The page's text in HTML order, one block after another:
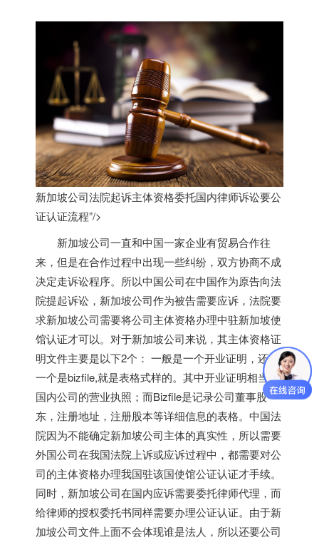
新加坡公司法院起诉主体资格委托国内律师诉讼要公
证认证流程”/>
新加坡公司一直和中国一家企业有贸易合作往
来，但是在合作过程中出现一些纠纷，双方协商不成
决定走诉讼程序。所以中国公司在中国作为原告向法
院提起诉讼， 新加坡公司作为被告需要应诉，法院要
求新加坡公司需要将公司主体资格办理中驻新加坡使
馆认证才可以。对于新加坡公司来说，其主体资格证
明文件主要是以下2个： 一般是一个开业证明，还有
一个是bizfile,就是表格式样的。其中开业证明相当于
国内公司的营业执照；而Bizfile是记录公司董事股
东，注册地址，注册股本等详细信息的表格。中国法
院因为不能确定新加坡公司主体的真实性，所以需要
外国公司在我国法院上诉或应诉过程中，都需要对公
司的主体资格办理我国驻该国使馆公证认证才手续。
同时， 新加坡公司在国内应诉需要委托律师代理，而
给律师的授权委托书同样需要办理公证认证。由于新
加坡公司文件上面不会体现谁是法人，所以还要公司